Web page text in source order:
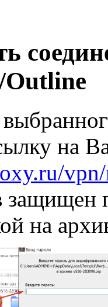
Outline
на
защищен
на